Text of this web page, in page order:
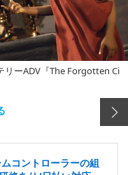
リーADV『The Forgotten Ci
コントローラーの組